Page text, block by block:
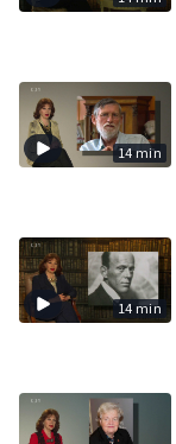
14 min
14 min